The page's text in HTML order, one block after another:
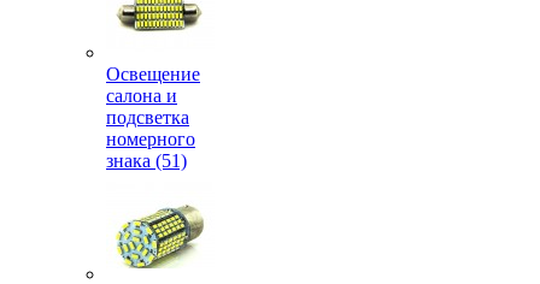
Освещение
салона и
подсветка
номерного
знака (51)